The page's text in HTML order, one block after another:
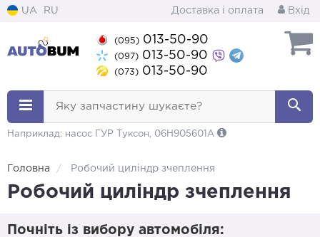
UA RU Доставка і оплата Вхід
(095) 013-50-90
(097) 013-50-90
(073) 013-50-90
Яку запчастину шукаєте?
Наприклад: насос ГУР Туксон, 06H905601A
Головна Робочий циліндр зчеплення
Робочий циліндр зчеплення
Почніть із вибору автомобіля: